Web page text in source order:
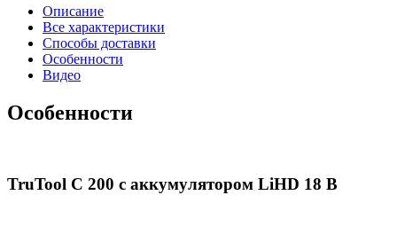
Описание
Все характеристики
Способы доставки
Особенности
Видео
Особенности
TruTool C 200 с аккумулятором LiHD 18 В